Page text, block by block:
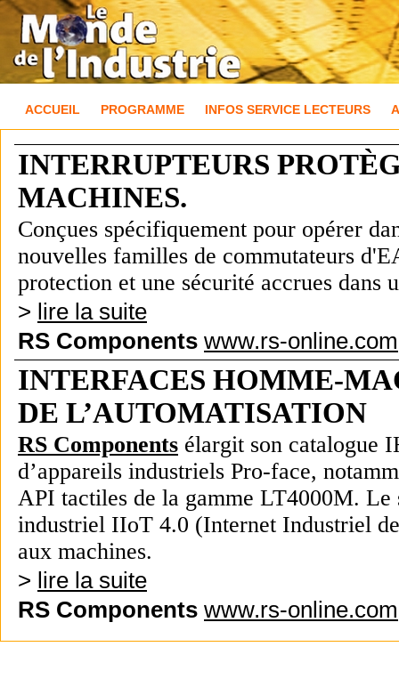
ACCUEIL PROGRAMME INFOS SERVICE LECTEURS
INTERRUPTEURS
MACHINES.
Conçues spécifiquement pour opérer
nouvelles familles de commutateurs
protection et une sécurité accrues dans
> lire la suite
RS Components www.rs-online.com
INTERFACES HOMME-
DE L’AUTOMATISATION
RS Components élargit son catalogue
d’appareils industriels Pro-face,
API tactiles de la gamme LT4000M. Le
industriel IIoT 4.0 (Internet Industriel
aux machines.
> lire la suite
RS Components www.rs-online.com